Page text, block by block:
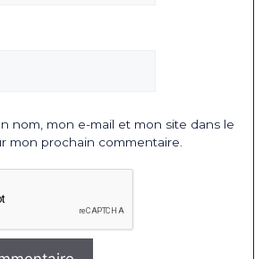
nom, mon e-mail et mon site dans le
mon prochain commentaire.